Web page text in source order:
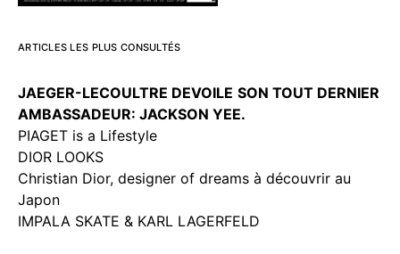
ARTICLES LES PLUS CONSULTÉS
JAEGER-LECOULTRE DEVOILE SON TOUT DERNIER
AMBASSADEUR: JACKSON YEE.
PIAGET is a Lifestyle
DIOR LOOKS
Christian Dior, designer of dreams à découvrir au
Japon
IMPALA SKATE & KARL LAGERFELD